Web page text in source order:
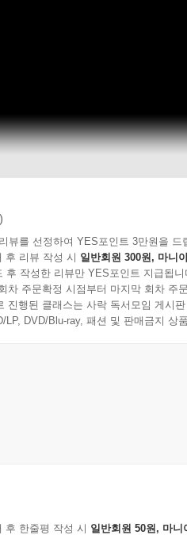
뷰를 선정하여 YES포인트 3만원을 드
후 리뷰 작성 시 일반회원 300원, 마니
후 작성한 리뷰만 YES포인트 지급됩니
차 주문확정 시점부터 마지막 회차 주
진행된 클래스는 사락 독서모임 게시
LP, DVD/Blu-ray, 패션 및 판매금지 상
후 한줄평 작성 시 일반회원 50원, 마니